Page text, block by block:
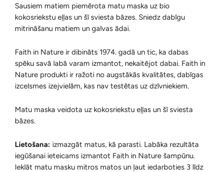
Sausiem matiem piemērota matu maska uz bio
kokosriekstu eļļas un šī sviesta bāzes. Sniedz dabīgu
mitrināšanu matiem un galvas ādai.
Faith in Nature ir dibināts 1974. gadā un tic, ka dabas
spēku savā labā varam izmantot, nekaitējot dabai. Faith in
Nature produkti ir ražoti no augstākās kvalitātes, dabīgas
izcelsmes izejvielām, kas nav testētas uz dzīvniekiem.
Matu maska veidota uz kokosriekstu eļļas un šī sviesta
bāzes.
Lietošana: izmazgāt matus, kā parasti. Labāka rezultāta
iegūšanai ieteicams izmantot Faith in Nature šampūnu.
Ieklāt matu masku mitros matos un ļaut iedarboties 3 līdz